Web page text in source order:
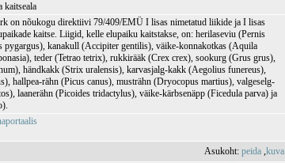
kaitseala
on nõukogu direktiivi 79/409/EMÜ I lisas nimetatud liikide ja I lisas
kaitse. Liigid, kelle elupaiku kaitstakse, on: herilaseviu (Pernis
kanakull (Accipiter gentilis), väike-konnakotkas (Aquila
teder (Tetrao tetrix), rukkirääk (Crex crex), sookurg (Grus grus),
händkakk (Strix uralensis), karvasjalg-kakk (Aegolius funereus),
hallpea-rähn (Picus canus), musträhn (Dryocopus martius), valgeselg-
laanerähn (Picoides tridactylus), väike-kärbsenäpp (Ficedula parva) ja
Asukoht:peida ,kuva